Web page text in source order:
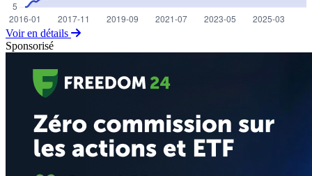
Voir en détails
Sponsorisé